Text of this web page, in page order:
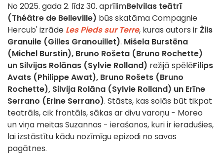
No 2025. gada 2. līdz 30. aprīlimBelvilas teātrī
(Théâtre de Belleville) būs skatāma Compagnie
Hercub' izrāde Les Pieds sur Terre, kuras autors irŽils
Granuile (Gilles Granouillet). Mišela Burstēna
(Michel Burstin), Bruno Rošeta (Bruno Rochette)
un Silvijas Rolānas (Sylvie Rolland) režijā spēlēFilips
Avats (Philippe Awat), Bruno Rošets (Bruno
Rochette), Silvija Rolāna (Sylvie Rolland) un Erīne
Serrano (Erine Serrano). Stāsts, kas solās būt tikpat
teatrāls, cik frontāls, sākas ar divu varoņu - Moreo
un viņa meitas Suzannas - ierašanos, kuri ir ieradušies,
lai izstāstītu kādu nozīmīgu epizodi no savas
pagātnes.